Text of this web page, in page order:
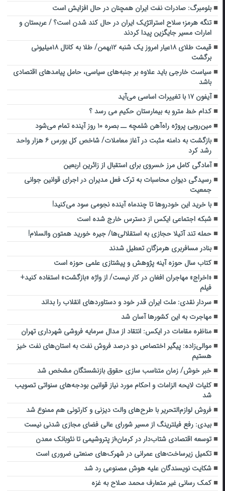
بلومبرگ: صادرات نفت ایران همچنان در حال افزایش است
تنگه هرمز؛ سلاح استراتژیک ایران در حال کند شدن است؟ / عربستان و
امارات مسیر جایگزین پیدا کردند
قیمت طلای ۱۸عیار امروز یک شنبه ۱۲بهمن/ طلا به کانال ۱۸میلیونی
برگشت
سیاست خارجی باید علاوه بر جنبه‌های سیاسی، حامل پیامدهای اقتصادی
باشد
آیفون ۱۷ با تغییرات اساسی می‌آید
کدام خط مترو به بیمارستان حکیم می رسد ؟
مین‌روبی پروژه راه‌آهن شلمچه ــ بصره ۱۰ روز آینده تمام می‌شود
بازگشت به دامنه مثبت در آغاز معاملات/ شاخص کل بورس ۶ هزار واحد
رشد کرد
آمادگی کامل مرز خسروی برای استقبال از زائرین اربعین
رسیدگی دیوان محاسبات به ترک فعل مدیران در اجرای قوانین جوانی
جمعیت
با خرید این خودروها تا چندماه آینده نجومی سود می‌کنید!
شبکه اجتماعی ایکس از دسترس خارج شده است
حمله تند آتیلا حجازی به استقلالی‌ها/ جیره خورید همتون والسلام!
بنادر مسافربری هرمزگان تعطیل شدند
کتاب سال حوزه آینه پژوهش و پیشتازی علمی حوزه است
«اخراج» مهاجران افغان در کار نیست/ از واژه «بازگشت» استفاده کنید+
فیلم
سردار نقدی: ملت ایران قدر خود و دستاوردهای انقلاب را بداند
مهاجرت به این کشورها آسان شد
مناظره مقامات در ایکس: انتقاد از مدال سرمایه فروشی شهرداری تهران
موالی‌زاده: پیگیر اختصاص دو درصد فروش نفت به استان‌های نفت خیز
هستیم
خبر خوش/ زمان متناسب سازی حقوق بازنشستگان مشخص شد
کلیات لایحه الزامات و احکام مورد نیاز قوانین بودجه‌های سنواتی تصویب
شد
فروش لوازم‌التحریر با طرح‌های والت دیزنی و کارتونی هم ممنوع شد
بیدی: رفع فیلترینگ از مسیر شورای عالی فضای مجازی شدنی نیست
توسعه اقتصادی شتاب‌دار در کرمان؛از پتروشیمی تا نئوبانک معدن
تکمیل زیرساخت‌های عمرانی در شهرک‌های صنعتی ضروری است
شکایت نویسندگان علیه هوش مصنوعی رد شد
کمک رسانی غیر متعارف محمد صلاح به غزه